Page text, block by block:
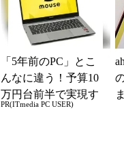
「5年前のPC」とこ
んなに違う！予算10
万円台前半で実現す
る快適PCライフ
PR(ITmedia PC USER)